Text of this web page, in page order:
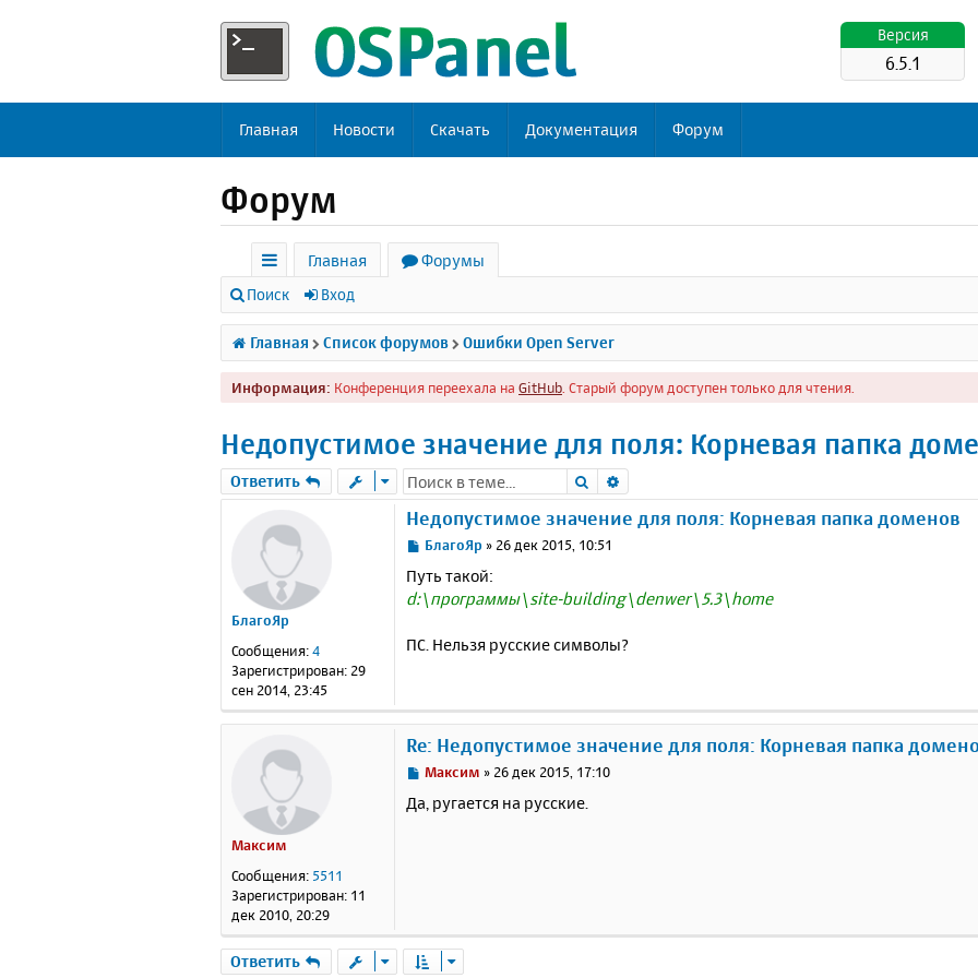
Версия
6.5.1
Главная Новости Скачать Документация Форум
Форум
с
ы
л
к
Главная
Форумы
Поиск Вход
Главная Список форумов Ошибки Open Server
Информация: Конференция переехала на GitHub . Старый форум доступен только для чтения.
Недопустимое значение для поля: Корневая папка
Ответить Поиск
БлагоЯр
Сообщения:4
Зарегистрирован: 29
сен 2014, 23:45
Недопустимое значение для поля: Корневая папка доменов
С
о
б
е
БлагоЯр » 26 дек 2015, 10:51
Путь такой:
d:\программы\site-building\denwer\5.3\home
ПС. Нельзя русские символы?
Максим
Сообщения: 5511
Зарегистрирован: 11
дек 2010, 20:29
Re: Недопустимое значение для поля: Корневая папка
С
о
Максим » 26 дек 2015, 17:10
Да, ругается на русские.
Ответить